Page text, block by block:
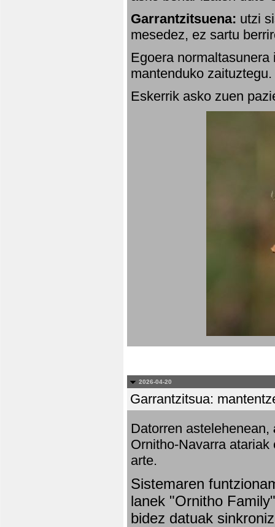
Garrantzitsuena: utzi
mesedez, ez sartu
Egoera
mantenduko
Eskerrik asko zuen
2026-04-20
Garrantzitsua:
Datorren astelehenean,
Ornitho-Navarra
arte.
Sistemaren
lanek "Ornitho
bidez datuak